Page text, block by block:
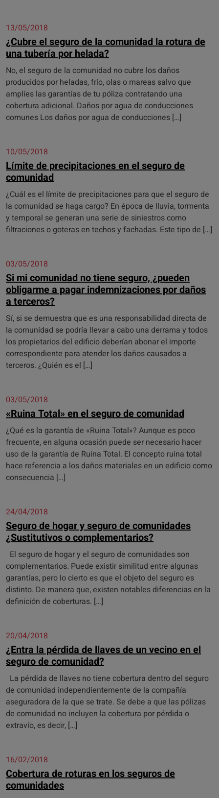
13/05/2018
¿Cubre el seguro de la comunidad la rotura de
una tubería por helada?
No, el seguro de la comunidad no cubre los daños
producidos por heladas, frío, olas o mareas salvo que
amplíes las garantías de tu póliza contratando una
cobertura adicional. Daños por agua de conducciones
comunes Los daños por agua de conducciones […]
10/05/2018
Límite de precipitaciones en el seguro de
comunidad
¿Cuál es el límite de precipitaciones para que el seguro de
la comunidad se haga cargo? En época de lluvia, tormenta
y temporal se generan una serie de siniestros como
filtraciones o goteras en techos y fachadas. Este tipo de […]
03/05/2018
Si mi comunidad no tiene seguro, ¿pueden
obligarme a pagar indemnizaciones por daños
a terceros?
Sí, si se demuestra que es una responsabilidad directa de
la comunidad se podría llevar a cabo una derrama y todos
los propietarios del edificio deberían abonar el importe
correspondiente para atender los daños causados a
terceros. ¿Quién es el […]
03/05/2018
«Ruina Total» en el seguro de comunidad
¿Qué es la garantía de «Ruina Total»? Aunque es poco
frecuente, en alguna ocasión puede ser necesario hacer
uso de la garantía de Ruina Total. El concepto ruina total
hace referencia a los daños materiales en un edificio como
consecuencia […]
24/04/2018
Seguro de hogar y seguro de comunidades
¿Sustitutivos o complementarios?
El seguro de hogar y el seguro de comunidades son
complementarios. Puede existir similitud entre algunas
garantías, pero lo cierto es que el objeto del seguro es
distinto. De manera que, existen notables diferencias en la
definición de coberturas. […]
20/04/2018
¿Entra la pérdida de llaves de un vecino en el
seguro de comunidad?
La pérdida de llaves no tiene cobertura dentro del seguro
de comunidad independientemente de la compañía
aseguradora de la que se trate. Se debe a que las pólizas
de comunidad no incluyen la cobertura por pérdida o
extravío, es decir, […]
16/02/2018
Cobertura de roturas en los seguros de
comunidades